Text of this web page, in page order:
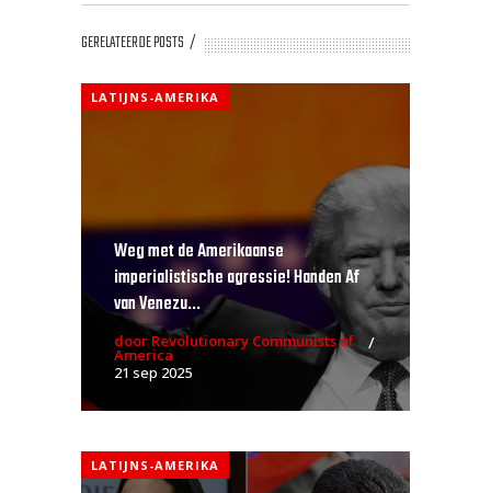
GERELATEERDE POSTS
LATIJNS-AMERIKA
Weg met de Amerikaanse
imperialistische agressie! Handen Af
van Venezu...
door Revolutionary Communists of
America
21 sep 2025
LATIJNS-AMERIKA